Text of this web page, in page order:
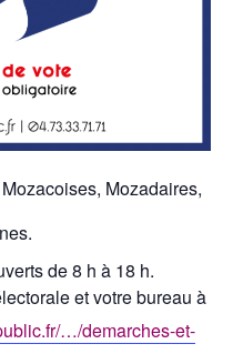
Mozadaires,
de 8 h à 18 h.
et votre bureau à
…/demarches-et-